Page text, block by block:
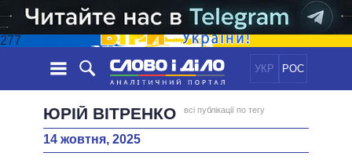
277
УКР РОС
НОВИНИ
СТРІЧКА
ЮРІЙ ВІТРЕНКО всі публікації по тегу
14 жовтня, 2025